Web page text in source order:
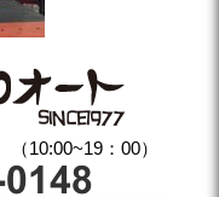
10:00~19：00）